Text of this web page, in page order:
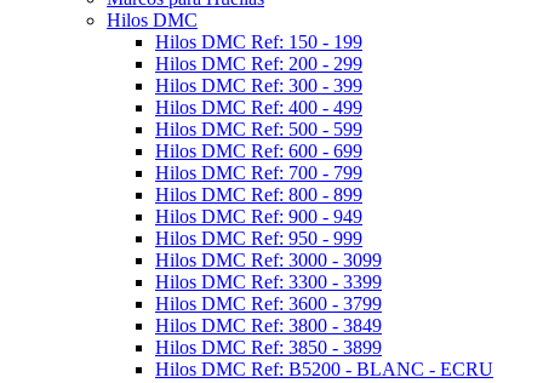
Hilos DMC
Hilos DMC Ref: 150 - 199
Hilos DMC Ref: 200 - 299
Hilos DMC Ref: 300 - 399
Hilos DMC Ref: 400 - 499
Hilos DMC Ref: 500 - 599
Hilos DMC Ref: 600 - 699
Hilos DMC Ref: 700 - 799
Hilos DMC Ref: 800 - 899
Hilos DMC Ref: 900 - 949
Hilos DMC Ref: 950 - 999
Hilos DMC Ref: 3000 - 3099
Hilos DMC Ref: 3300 - 3399
Hilos DMC Ref: 3600 - 3799
Hilos DMC Ref: 3800 - 3849
Hilos DMC Ref: 3850 - 3899
Hilos DMC Ref: B5200 - BLANC - ECRU